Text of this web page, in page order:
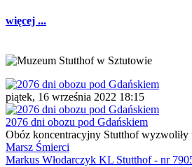
więcej ...
piątek, 16 września 2022 18:15
2076 dni obozu pod Gdańskiem
Obóz koncentracyjny Stutthof
Marsz Śmierci
Markus Włodarczyk KL Stutthof - nr